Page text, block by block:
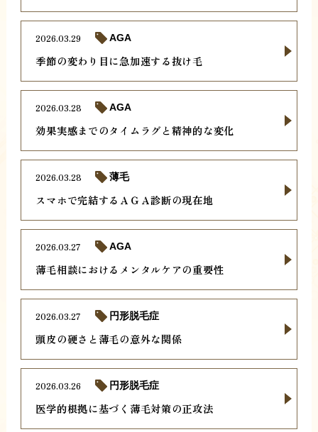
季節の変わり目に急加速する抜け毛
2026.03.29 AGA
効果実感までのタイムラグと精神的な変化
2026.03.28 AGA
スマホで完結するＡＧＡ診断の現在地
2026.03.28 薄毛
薄毛相談におけるメンタルケアの重要性
2026.03.27 AGA
頭皮の硬さと薄毛の意外な関係
2026.03.27 円形脱毛症
医学的根拠に基づく薄毛対策の正攻法
2026.03.26 円形脱毛症